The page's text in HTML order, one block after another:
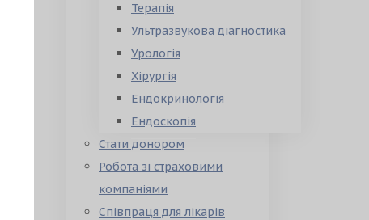
Терапія
Ультразвукова діагностика
Урологія
Хірургія
Ендокринологія
Ендоскопія
Стати донором
Робота зі страховими
компаніями
Співпраця для лікарів